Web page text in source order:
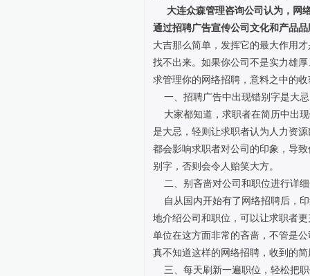
大连众森管理咨询公司认为，网
通过招聘广告宣传公司文化和产品
大吉那么简单，发挥它的最大作用
找不出来。如果你公司不是实力雄
求管理你的网络招聘，意料之中的
一、招聘广告中出现错别字是大
大家都知道，求职者在简历中出
是大忌，轻则让求职者认为人力资
都会影响求职者对公司的印象，导
别字，否则会令人贻笑大方。
二、别吝啬对公司和职位进行详
自从国内开始有了网络招聘后，
地介绍公司和职位，可以让求职者
单位在这方面非常的吝啬，不管是
真不知道这样的网络招聘，收到的
三、每天刷新一遍职位，轻松把